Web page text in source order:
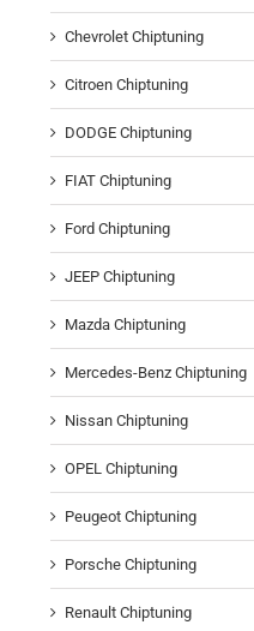
Chevrolet Chiptuning
Citroen Chiptuning
DODGE Chiptuning
FIAT Chiptuning
Ford Chiptuning
JEEP Chiptuning
Mazda Chiptuning
Mercedes-Benz Chiptuning
Nissan Chiptuning
OPEL Chiptuning
Peugeot Chiptuning
Porsche Chiptuning
Renault Chiptuning